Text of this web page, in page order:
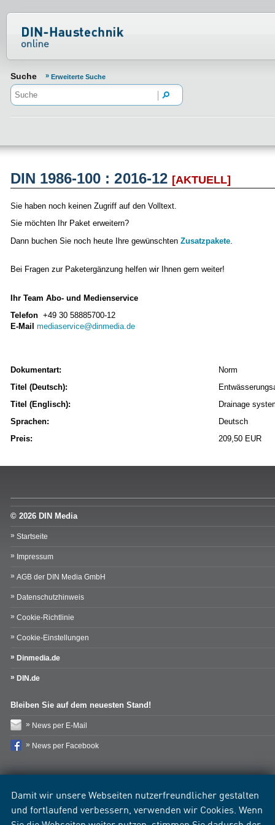
Damit wir unsere Webseiten nutzerfreundlicher gestalten
und fortlaufend verbessern, verwenden wir Cookies. Wenn
Suche Erweiterte Suche
DIN 1986-100 : 2016-12 [AKTUELL]
Sie haben noch keinen Zugriff auf den Volltext.
Sie möchten Ihr Paket erweitern?
Dann buchen Sie noch heute Ihre gewünschten Zusatzpakete
Bei Fragen zur Paketergänzung helfen wir Ihnen gern weiter!
Ihr Team Abo- und Medienservice
Telefon +49 30 58885700-12
E-Mail mediaservice@dinmedia.de
Dokumentart:
Norm
Titel (Deutsch):
Titel (Englisch):
Drainage
Sprachen:
Deutsch
Preis:
209,50 EUR
© 2026 DIN Media
Startseite
Impressum
AGB der DIN Media GmbH
Datenschutzhinweis
Cookie-Richtlinie
Cookie-Einstellungen
Dinmedia.de
DIN.de
Bleiben Sie auf dem neuesten Stand!
News per E-Mail
News per Facebook